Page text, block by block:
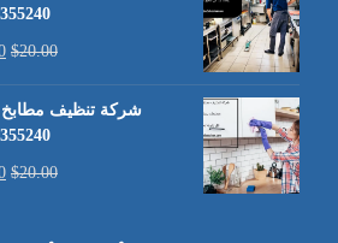
$20.00
شركة تنظيف
$20.00